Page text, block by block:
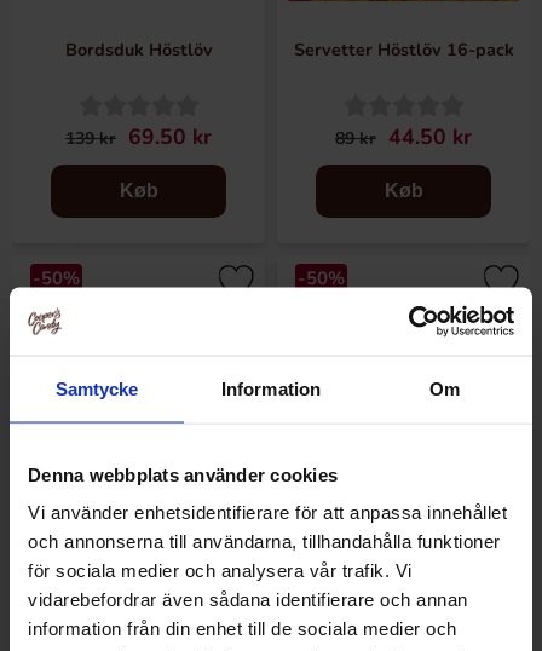
Samtycke Information Om
Denna webbplats använder cookies
Vi använder enhetsidentifierare för att anpassa innehållet
och annonserna till användarna, tillhandahålla funktioner
för sociala medier och analysera vår trafik. Vi
vidarebefordrar även sådana identifierare och annan
information från din enhet till de sociala medier och
Bordsduk Höstlöv
139 kr 69.50 kr
Køb
Servetter Höstlöv 16-pack
89 kr 44.50 kr
Køb
-50%
Pappersmuggar Höstlöv 8-
pack
-50%
Pappersassietter Höstlöv 8-
pack